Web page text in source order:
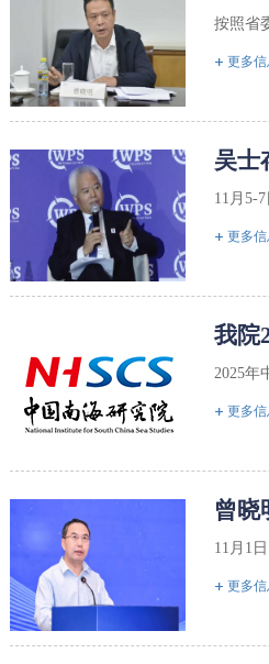
按照省
更多信
吴士
11月5-
更多信
我院
2025年
更多信
曾晓
11月1
更多信